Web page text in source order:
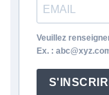
Veuillez
Ex. :